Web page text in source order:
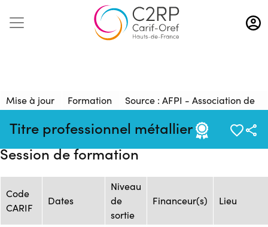
Aller
au
contenu
Titre professionnel métallier
Mise à jour
:
26/02/2026
Formation
:
26254287F
Source : AFPI - Association de
Formation Professionnelle de
l'Industrie
Session de formation
Code
CARIF
Dates
Niveau
de
sortie
Financeur(s) Lieu